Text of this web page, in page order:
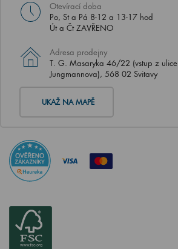
Otevírací doba
Po, St a Pá 8-12 a 13-17 hod
Út a Čt ZAVŘENO
Adresa prodejny
T. G. Masaryka 46/22 (vstup z ulice
Jungmannova), 568 02 Svitavy
UKAŽ NA MAPĚ